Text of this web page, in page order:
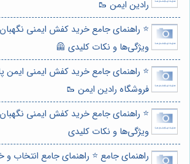
رادین ایمن 🥾
⭐️ راهنمای جامع خرید کفش ایمنی
ویژگی‌ها و نکات کلیدی 🦺
⭐️ راهنمای جامع خرید کفش ایمنی ایمن
فروشگاه رادین ایمن 🥾
⭐️ راهنمای جامع خرید کفش ایمنی
ویژگی‌ها و نکات کلیدی
راهنمای جامع ⭐️ راهنمای جامع انتخاب